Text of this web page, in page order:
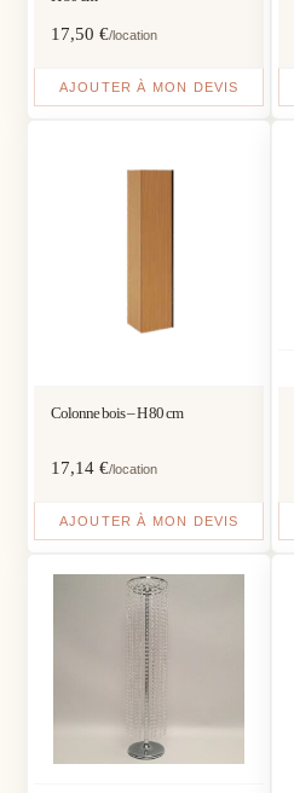
17,50€/location
AJOUTER À MON DEVIS
Colonne bois – H 80 cm
17,14€/location
AJOUTER À MON DEVIS